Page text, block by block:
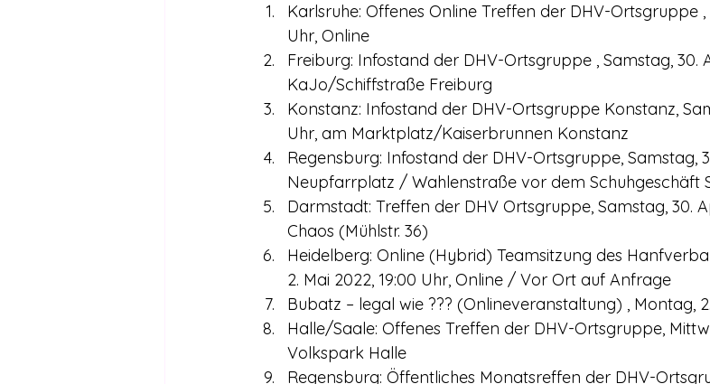
Karlsruhe: Offenes Online Treffen der DHV-Ortsgruppe ,
Uhr, Online
Freiburg: Infostand der DHV-Ortsgruppe , Samstag, 30.
KaJo/Schiffstraße Freiburg
Konstanz: Infostand der DHV-Ortsgruppe Konstanz,
Uhr, am Marktplatz/Kaiserbrunnen Konstanz
Regensburg: Infostand der DHV-Ortsgruppe, Samstag,
Neupfarrplatz / Wahlenstraße vor dem Schuhgeschäft
Darmstadt: Treffen der DHV Ortsgruppe, Samstag, 30.
Chaos (Mühlstr. 36)
Heidelberg: Online (Hybrid) Teamsitzung des
2. Mai 2022, 19:00 Uhr, Online / Vor Ort auf Anfrage
Bubatz – legal wie ??? (Onlineveranstaltung) , Montag,
Halle/Saale: Offenes Treffen der DHV-Ortsgruppe,
Volkspark Halle
Regensburg: Öffentliches Monatsreffen der DHV-